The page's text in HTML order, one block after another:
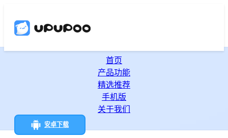
首页
产品功能
精选推荐
手机版
关于我们
安卓下载